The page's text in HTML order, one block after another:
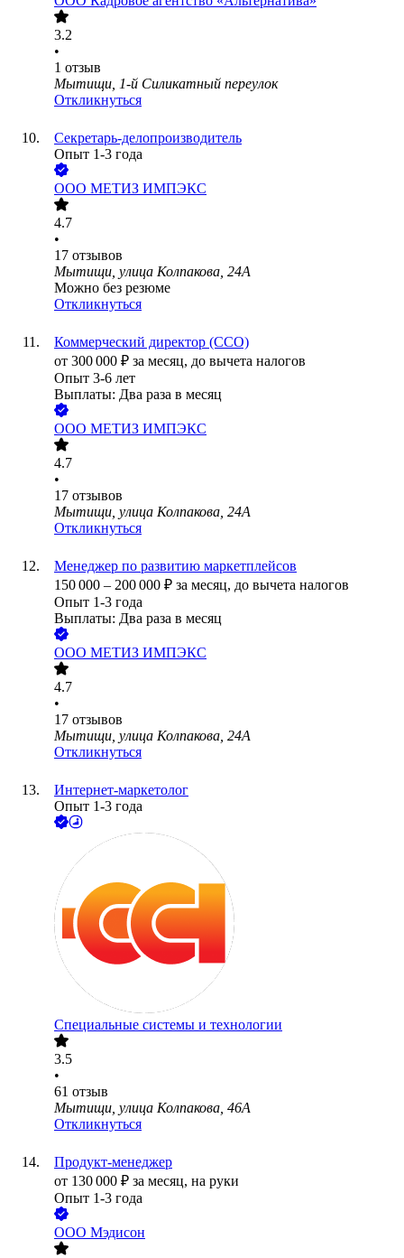
3.2
•
1 отзыв
Мытищи, 1-й Силикатный переулок
Откликнуться
Секретарь-делопроизводитель
Опыт 1-3 года
ООО МЕТИЗ ИМПЭКС
4.7
•
17 отзывов
Мытищи, улица Колпакова, 24А
Можно без резюме
Откликнуться
Коммерческий директор (CCO)
от 300 000 ₽ за месяц, до вычета налогов
Опыт 3-6 лет
Выплаты: Два раза в месяц
ООО МЕТИЗ ИМПЭКС
4.7
•
17 отзывов
Мытищи, улица Колпакова, 24А
Откликнуться
Менеджер по развитию маркетплейсов
150 000 – 200 000 ₽ за месяц, до вычета налогов
Опыт 1-3 года
Выплаты: Два раза в месяц
ООО МЕТИЗ ИМПЭКС
4.7
•
17 отзывов
Мытищи, улица Колпакова, 24А
Откликнуться
Интернет-маркетолог
Опыт 1-3 года
Специальные системы и технологии
3.5
•
61 отзыв
Мытищи, улица Колпакова, 46А
Откликнуться
Продукт-менеджер
от 130 000 ₽ за месяц, на руки
Опыт 1-3 года
ООО Мэдисон